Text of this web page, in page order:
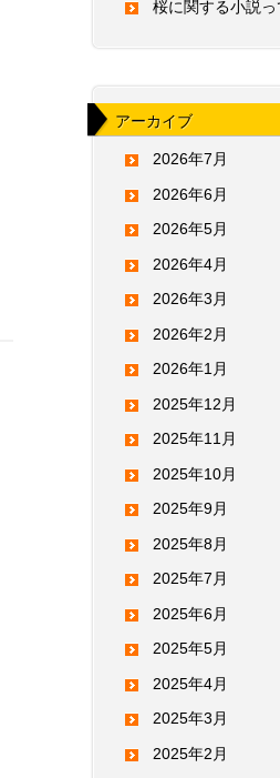
桜に関する小説っ
アーカイブ
2026年7月
2026年6月
2026年5月
2026年4月
2026年3月
2026年2月
2026年1月
2025年12月
2025年11月
2025年10月
2025年9月
2025年8月
2025年7月
2025年6月
2025年5月
2025年4月
2025年3月
2025年2月